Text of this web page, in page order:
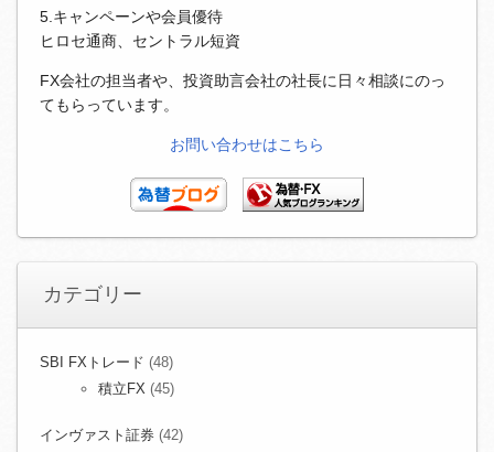
5.キャンペーンや会員優待
ヒロセ通商、セントラル短資
FX会社の担当者や、投資助言会社の社長に日々相談にのっ
てもらっています。
お問い合わせはこちら
カテゴリー
SBI FXトレード (48)
積立FX (45)
インヴァスト証券 (42)